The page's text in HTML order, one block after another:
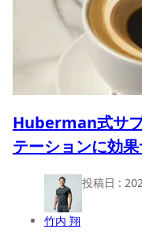
Huberman式サ
テーションに効
竹内 翔
投稿日 :